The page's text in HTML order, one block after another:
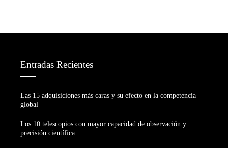
Entradas Recientes
Las 15 adquisiciones más caras y su efecto en la competencia
global
Los 10 telescopios con mayor capacidad de observación y
precisión científica